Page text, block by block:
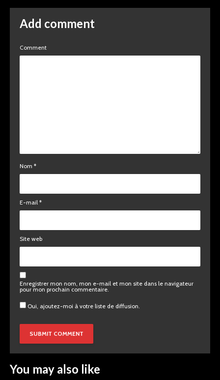
Add comment
Comment
Nom *
E-mail *
Site web
Enregistrer mon nom, mon e-mail et mon site dans le navigateur
pour mon prochain commentaire.
Oui, ajoutez-moi à votre liste de diffusion.
You may also like